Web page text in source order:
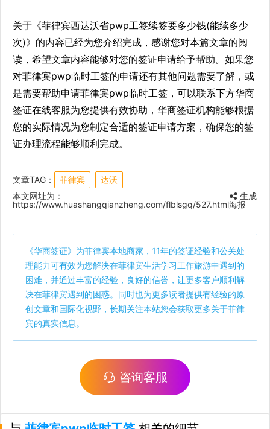
关于《菲律宾西达沃省pwp工签续签要多少钱(能续多少
次)》的内容已经为您介绍完成，感谢您对本篇文章的阅
读，希望文章内容能够对您的签证申请给予帮助。如果您
对菲律宾pwp临时工签的申请还有其他问题需要了解，或
是需要帮助申请菲律宾pwp临时工签，可以联系下方华商
签证在线客服为您提供有效协助，华商签证机构能够根据
您的实际情况为您制定合适的签证申请方案，确保您的签
证办理流程能够顺利完成。
文章TAG： 菲律宾
达沃
本文网址为：
https://www.huashangqianzheng.com/flblsgq/527.html
生成
海报
《华商签证》为菲律宾本地商家，11年的签证经验和公关处
理能力可有效为您解决在菲律宾生活学习工作旅游中遇到的
困难，并通过丰富的经验，良好的信誉，让更多客户顺利解
决在菲律宾遇到的困惑。同时也为更多读者提供有经验的原
创文章和国际化视野，长期关注本站您会获取更多关于菲律
宾的真实信息。
咨询客服